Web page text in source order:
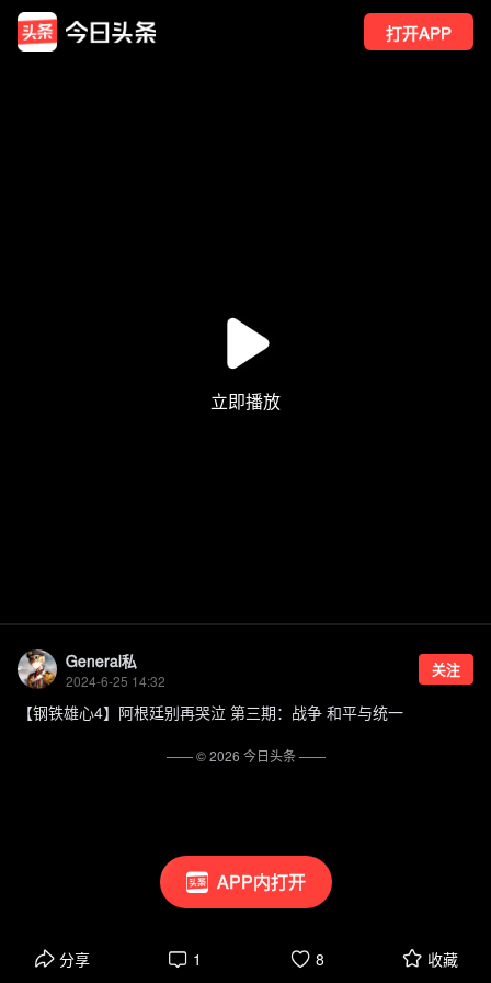
打开APP
APP内打开
General私
2024-6-25 14:32
关注
【钢铁雄心4】阿根廷别再哭泣 第三期：战争 和平与统一
分享 1 8 收藏
—— ©2026 今日头条——